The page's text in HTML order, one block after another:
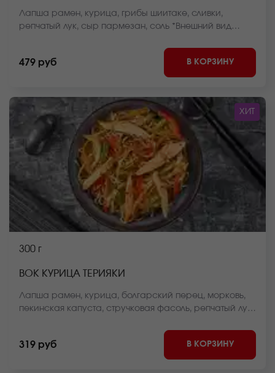
Лапша рамен, курица, грибы шиитаке, сливки,
репчатый лук, сыр пармезан, соль *Внешний вид
479 руб В КОРЗИНУ
ХИТ
300 г
ВОК КУРИЦА ТЕРИЯКИ
Лапша рамен, курица, болгарский перец, морковь,
пекинская капуста, стручковая фасоль, репчатый лук,
319 руб В КОРЗИНУ